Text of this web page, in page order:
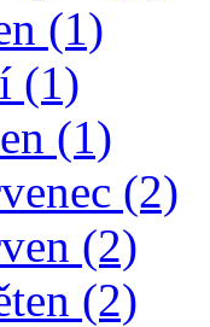
(1)
(1)
(1)
(2)
(2)
(2)